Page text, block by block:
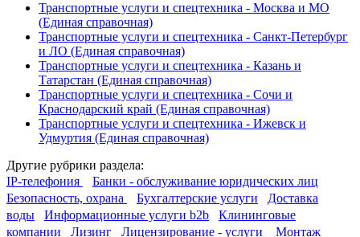
Транспортные услуги и спецтехника - Москва и МО
(Единая справочная)
Транспортные услуги и спецтехника - Санкт-Петербург
и ЛО (Единая справочная)
Транспортные услуги и спецтехника - Казань и
Татарстан (Единая справочная)
Транспортные услуги и спецтехника - Сочи и
Краснодарский край (Единая справочная)
Транспортные услуги и спецтехника - Ижевск и
Удмуртия (Единая справочная)
Другие рубрики раздела:
IP-телефония
Банки - обслуживание юридических лиц
Безопасность, охрана
Бухгалтерские услуги
Доставка
воды
Информационные услуги b2b
Клининговые
компании
Лизинг Лицензирование - услуги
Монтаж